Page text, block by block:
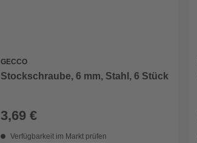
GECCO
Stockschraube, 6 mm, Stahl, 6 Stück
3,69 €
Verfügbarkeit im Markt prüfen